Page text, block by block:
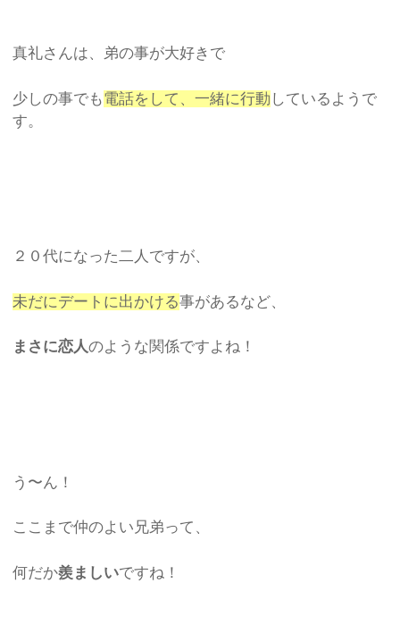
真礼さんは、弟の事が大好きで
少しの事でも電話をして、一緒に行動 しているようで
す。
２０代になった二人ですが、
未だにデートに出かける事があるなど、
まさに恋人のような関係ですよね！
う〜ん！
ここまで仲のよい兄弟って、
何だか羨ましいですね！